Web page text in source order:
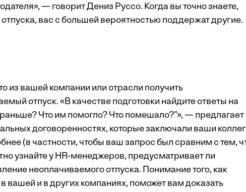
— говорит Дениз Руссо. Когда вы точно знаете,
отпуска, вас с большей вероятностью поддержат другие.
из вашей компании или отрасли получить
отпуск. «В качестве подготовки найдите ответы на
Что им помогло? Что помешало?”», — предлагает
договоренностях, которые заключали ваши
(в частности, чтобы ваш запрос был сравним с тем,
узнайте у HR-менеджеров, предусматривает ли
неоплачиваемого отпуска. Понимание того, как
и в других компаниях, поможет вам доказать